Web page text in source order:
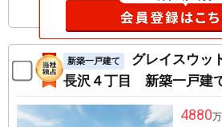
新築一戸建て
グレイスウッ
長沢４丁目 新築一戸建
4880